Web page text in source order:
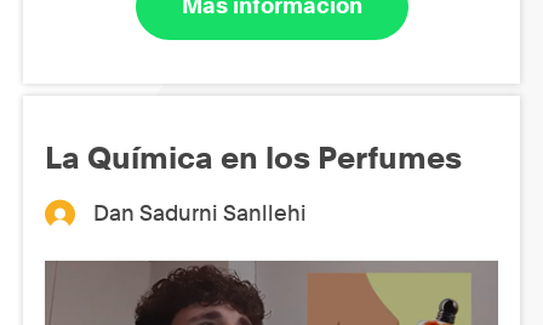
Más información
La Química en los Perfumes
Dan Sadurni Sanllehi